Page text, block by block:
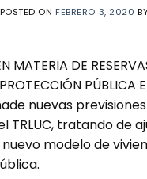
POSTED ON FEBRERO 3, 2020
MATERIA DE
PÚBLICA
nuevas
TRLUC, tratando de
modelo de